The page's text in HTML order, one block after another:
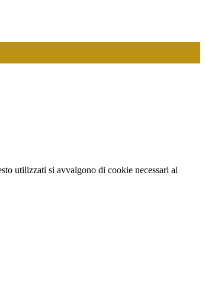
utilizzati si avvalgono di cookie necessari al